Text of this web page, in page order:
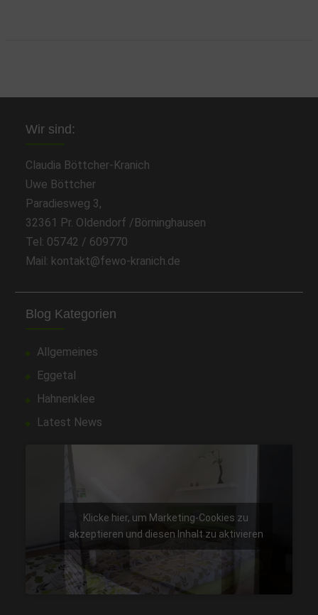
Wir sind:
Claudia Böttcher-Kranich
Uwe Böttcher
Paradiesweg 3,
32361 Pr. Oldendorf /Börninghausen
Tel: 05742 / 609770
Mail: kontakt@fewo-kranich.de
Blog Kategorien
Allgemeines
Eggetal
Hahnenklee
Latest News
Klicke hier, um Marketing-Cookies zu
akzeptieren und diesen Inhalt zu aktivieren